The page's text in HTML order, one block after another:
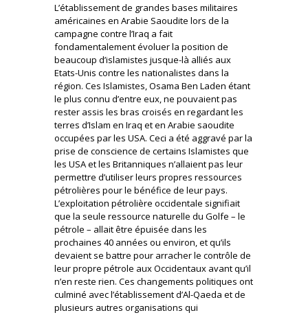
L’établissement de grandes bases militaires
américaines en Arabie Saoudite lors de la
campagne contre l’Iraq a fait
fondamentalement évoluer la position de
beaucoup d’islamistes jusque-là alliés aux
Etats-Unis contre les nationalistes dans la
région. Ces Islamistes, Osama Ben Laden étant
le plus connu d’entre eux, ne pouvaient pas
rester assis les bras croisés en regardant les
terres d’Islam en Iraq et en Arabie saoudite
occupées par les USA. Ceci a été aggravé par la
prise de conscience de certains Islamistes que
les USA et les Britanniques n’allaient pas leur
permettre d’utiliser leurs propres ressources
pétrolières pour le bénéfice de leur pays.
L’exploitation pétrolière occidentale signifiait
que la seule ressource naturelle du Golfe – le
pétrole – allait être épuisée dans les
prochaines 40 années ou environ, et qu’ils
devaient se battre pour arracher le contrôle de
leur propre pétrole aux Occidentaux avant qu’il
n’en reste rien. Ces changements politiques ont
culminé avec l’établissement d’Al-Qaeda et de
plusieurs autres organisations qui